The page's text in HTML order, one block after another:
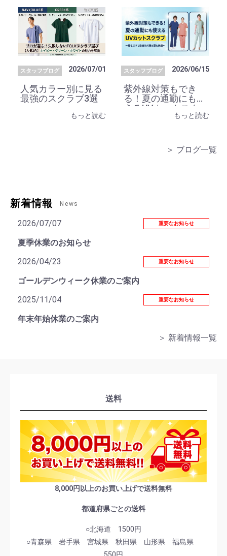
スタッフブログ 2026/07/01
人気カラー別に見る
最強のスクラブ3選
もっと読む
スタッフブログ 2026/06/15
紫外線対策もでき
る！夏の通勤にも使
えるUVカットスク
もっと読む
＞ ブログ一覧
新着情報 News
2026/07/07 重要なお知らせ
夏季休業のお知らせ
2026/04/23
重要なお知らせ
ゴールデンウィーク休業のご案内
2025/11/04
重要なお知らせ
年末年始休業のご案内
＞ 新着情報一覧
送料
8,000円以上のお買い上げで送料無料
都道府県ごとの送料
○北海道 1500円
○青森県 岩手県 宮城県 秋田県 山形県 福島県